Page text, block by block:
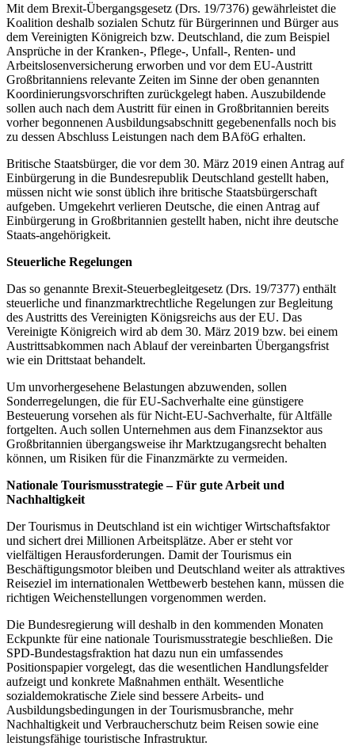
Mit dem Brexit-Übergangsgesetz (Drs. 19/7376) gewährleistet die
Koalition deshalb sozialen Schutz für Bürgerinnen und Bürger aus
dem Vereinigten Königreich bzw. Deutschland, die zum Beispiel
Ansprüche in der Kranken-, Pflege-, Unfall-, Renten- und
Arbeitslosenversicherung erworben und vor dem EU-Austritt
Großbritanniens relevante Zeiten im Sinne der oben genannten
Koordinierungsvorschriften zurückgelegt haben. Auszubildende
sollen auch nach dem Austritt für einen in Großbritannien bereits
vorher begonnenen Ausbildungsabschnitt gegebenenfalls noch bis
zu dessen Abschluss Leistungen nach dem BAföG erhalten.
Britische Staatsbürger, die vor dem 30. März 2019 einen Antrag auf
Einbürgerung in die Bundesrepublik Deutschland gestellt haben,
müssen nicht wie sonst üblich ihre britische Staatsbürgerschaft
aufgeben. Umgekehrt verlieren Deutsche, die einen Antrag auf
Einbürgerung in Großbritannien gestellt haben, nicht ihre deutsche
Staats-angehörigkeit.
Steuerliche Regelungen
Das so genannte Brexit-Steuerbegleitgesetz (Drs. 19/7377) enthält
steuerliche und finanzmarktrechtliche Regelungen zur Begleitung
des Austritts des Vereinigten Königsreichs aus der EU. Das
Vereinigte Königreich wird ab dem 30. März 2019 bzw. bei einem
Austrittsabkommen nach Ablauf der vereinbarten Übergangsfrist
wie ein Drittstaat behandelt.
Um unvorhergesehene Belastungen abzuwenden, sollen
Sonderregelungen, die für EU-Sachverhalte eine günstigere
Besteuerung vorsehen als für Nicht-EU-Sachverhalte, für Altfälle
fortgelten. Auch sollen Unternehmen aus dem Finanzsektor aus
Großbritannien übergangsweise ihr Marktzugangsrecht behalten
können, um Risiken für die Finanzmärkte zu vermeiden.
Nationale Tourismusstrategie – Für gute Arbeit und
Nachhaltigkeit
Der Tourismus in Deutschland ist ein wichtiger Wirtschaftsfaktor
und sichert drei Millionen Arbeitsplätze. Aber er steht vor
vielfältigen Herausforderungen. Damit der Tourismus ein
Beschäftigungsmotor bleiben und Deutschland weiter als attraktives
Reiseziel im internationalen Wettbewerb bestehen kann, müssen die
richtigen Weichenstellungen vorgenommen werden.
Die Bundesregierung will deshalb in den kommenden Monaten
Eckpunkte für eine nationale Tourismusstrategie beschließen. Die
SPD-Bundestagsfraktion hat dazu nun ein umfassendes
Positionspapier vorgelegt, das die wesentlichen Handlungsfelder
aufzeigt und konkrete Maßnahmen enthält. Wesentliche
sozialdemokratische Ziele sind bessere Arbeits- und
Ausbildungsbedingungen in der Tourismusbranche, mehr
Nachhaltigkeit und Verbraucherschutz beim Reisen sowie eine
leistungsfähige touristische Infrastruktur.